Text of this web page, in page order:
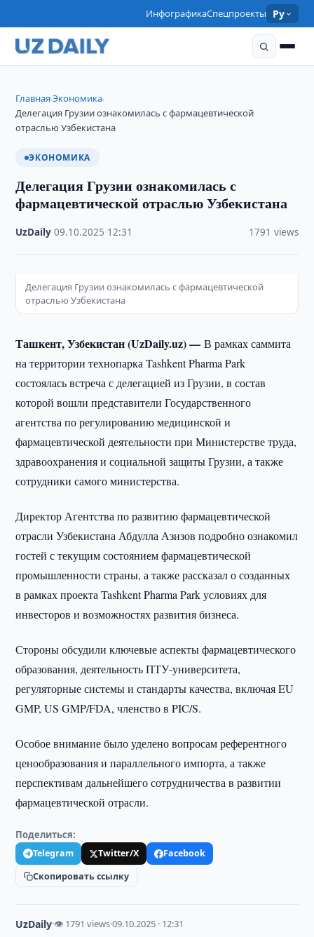
ИнфографикаСпецпроекты Ру
Главная›Экономика›
Делегация Грузии ознакомилась с фармацевтической
отраслью Узбекистана
ЭКОНОМИКА
Делегация Грузии ознакомилась с
фармацевтической отраслью Узбекистана
UzDaily ·09.10.2025 12:31 1791 views
Делегация Грузии ознакомилась с фармацевтической
отраслью Узбекистана
Ташкент, Узбекистан (UzDaily.uz) —В рамках саммита
на территории технопарка Tashkent Pharma Park
состоялась встреча с делегацией из Грузии, в состав
которой вошли представители Государственного
агентства по регулированию медицинской и
фармацевтической деятельности при Министерстве труда,
здравоохранения и социальной защиты Грузии, а также
сотрудники самого министерства.
Директор Агентства по развитию фармацевтической
отрасли Узбекистана Абдулла Азизов подробно ознакомил
гостей с текущим состоянием фармацевтической
промышленности страны, а также рассказал о созданных
в рамках проекта Tashkent Pharma Park условиях для
инвесторов и возможностях развития бизнеса.
Стороны обсудили ключевые аспекты фармацевтического
образования, деятельность ПТУ-университета,
регуляторные системы и стандарты качества, включая EU
GMP, US GMP/FDA, членство в PIC/S.
Особое внимание было уделено вопросам референтного
ценообразования и параллельного импорта, а также
перспективам дальнейшего сотрудничества в развитии
фармацевтической отрасли.
Поделиться:
Telegram Twitter/X
Facebook
Скопировать ссылку
UzDaily·👁 1791 views·09.10.2025 · 12:31